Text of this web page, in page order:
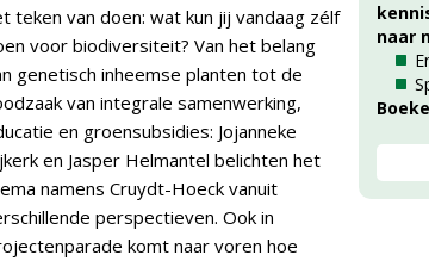
teken van doen: wat kun jij vandaag zélf
voor biodiversiteit? Van het belang
genetisch inheemse planten tot de
van integrale samenwerking,
en groensubsidies: Jojanneke
en Jasper Helmantel belichten het
namens Cruydt-Hoeck vanuit
perspectieven. Ook in
komt naar voren hoe
naar